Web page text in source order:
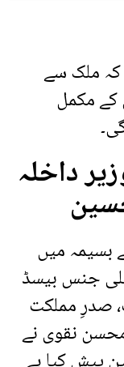
کہ ملک سے
کے مکمل
داخلہ
بسیمہ میں
جنس بیسڈ
صدرِ مملکت
نقوی نے